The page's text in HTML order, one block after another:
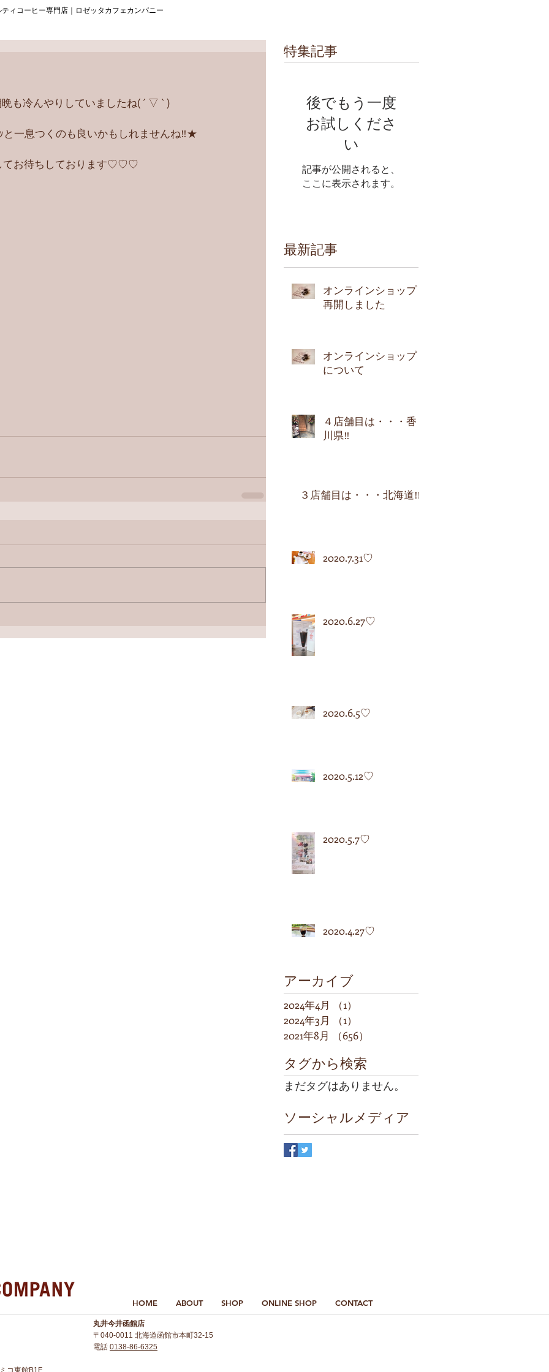
ィコーヒー専門店｜ロゼッタカフェカンパニー
も冷んやりしていましたね( ´ ▽ ` )
と一息つくのも良いかもしれませんね‼︎★
てお待ちしております♡♡♡
特集記事
後でもう一度
お試しくださ
い
記事が公開されると、
ここに表示されます。
最新記事
オンラインショップ
再開しました
オンラインショップ
について
４店舗目は・・・香
川県‼︎
３店舗目は・・・北海道‼︎
2020.7.31♡
2020.6.27♡
2020.6.5♡
2020.5.12♡
2020.5.7♡
2020.4.27♡
アーカイブ
2024年4月 （1）
2024年3月
（1）
2021年8月
（656）
タグから検索
まだタグはありません。
ソーシャルメディア
HOME ABOUT SHOP ONLINE SHOP CONTACT
コ東館B1F
丸井今井函館店
〒040-0011 北海道函館市本町32-15
電話 0138-86-6325